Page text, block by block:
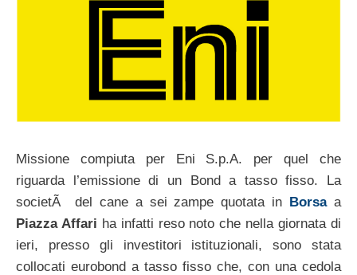
Missione compiuta per Eni S.p.A. per quel che
riguarda l’emissione di un Bond a tasso fisso. La
societÃ del cane a sei zampe quotata in Borsaa
Piazza Affari ha infatti reso noto che nella giornata di
ieri, presso gli investitori istituzionali, sono stata
collocati eurobond a tasso fisso che, con una cedola